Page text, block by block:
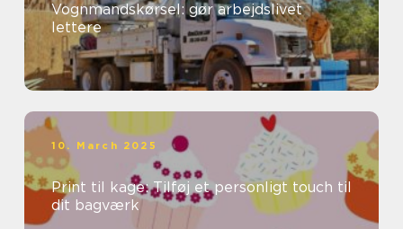
Vognmandskørsel: gør arbejdslivet
lettere
10. March 2025
Print til kage: Tilføj et personligt touch til
dit bagværk